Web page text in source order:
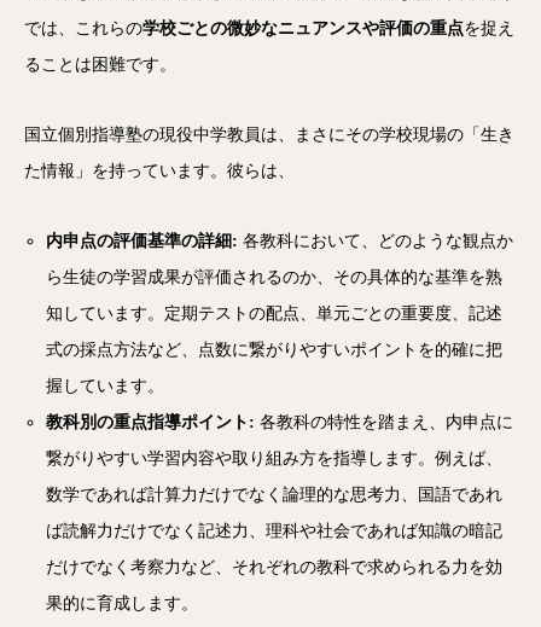
では、これらの学校ごとの微妙なニュアンスや評価の重点を捉え
ることは困難です。
国立個別指導塾の現役中学教員は、まさにその学校現場の「生き
た情報」を持っています。彼らは、
内申点の評価基準の詳細: 各教科において、どのような観点か
ら生徒の学習成果が評価されるのか、その具体的な基準を熟
知しています。定期テストの配点、単元ごとの重要度、記述
式の採点方法など、点数に繋がりやすいポイントを的確に把
握しています。
教科別の重点指導ポイント: 各教科の特性を踏まえ、内申点に
繋がりやすい学習内容や取り組み方を指導します。例えば、
数学であれば計算力だけでなく論理的な思考力、国語であれ
ば読解力だけでなく記述力、理科や社会であれば知識の暗記
だけでなく考察力など、それぞれの教科で求められる力を効
果的に育成します。